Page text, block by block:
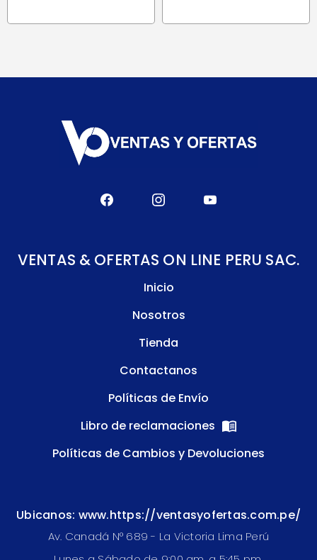
VENTAS & OFERTAS ON LINE PERU SAC.
Inicio
Nosotros
Tienda
Contactanos
Políticas de Envío
Libro de reclamaciones
Políticas de Cambios y Devoluciones
Ubicanos: www.https://ventasyofertas.com.pe/
Av. Canadá N° 689 - La Victoria Lima Perú